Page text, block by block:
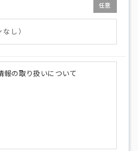
任意
報の取り扱いについて